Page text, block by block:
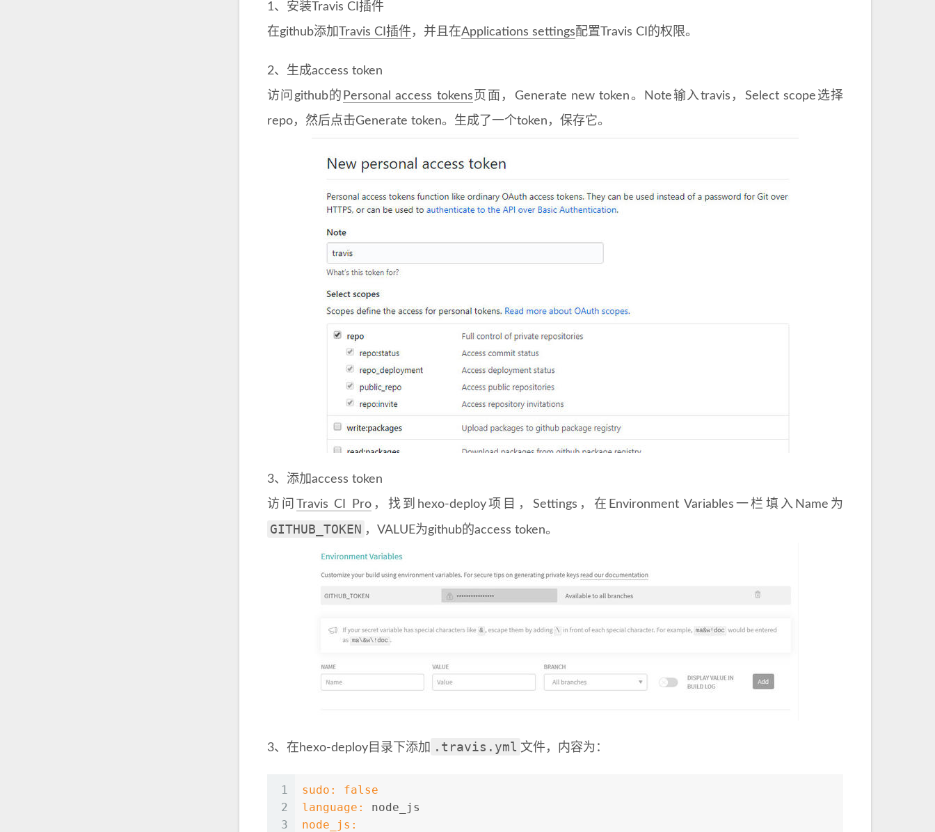
1、安装Travis CI插件
在github添加Travis CI插件，并且在Applications settings配置Travis CI的权限。
2、生成access token
访问github的 Personal access tokens 页面，Generate new token。Note输入travis，Select scope选择
repo，然后点击Generate token。生成了一个token，保存它。
3、添加access token
访问Travis CI Pro，找到hexo-deploy项目，Settings，在Environment Variables一栏填入Name为
GITHUB_TOKEN ，VALUE为github的access token。
3、在hexo-deploy目录下添加 .travis.yml 文件，内容为：
1
2
3
sudo:
false
language:
node_js
node_js: